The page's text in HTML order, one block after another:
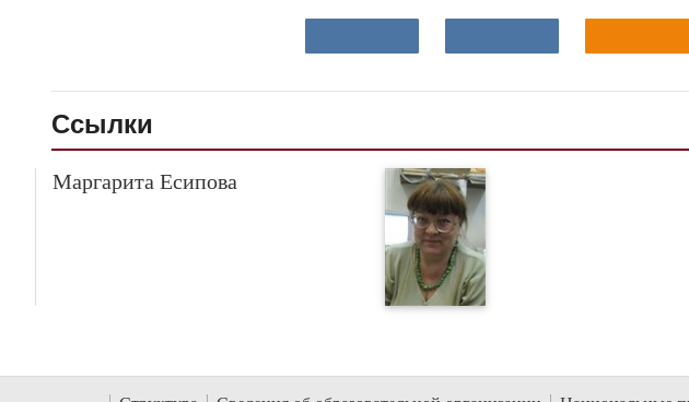
Ссылки
Маргарита Есипова